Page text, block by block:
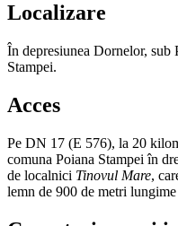
Localizare
În depresiunea Dornelor, sub
Stampei.
Acces
Pe DN 17 (E 576), la 20
comuna Poiana Stampei în
de localnici Tinovul Mare,
lemn de 900 de metri